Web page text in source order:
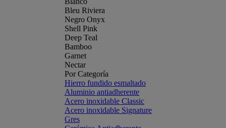
Bleu Riviera
Negro Onyx
Shell Pink
Deep Teal
Bamboo
Garnet
Nectar
Por Categoría
Hierro fundido esmaltado
Aluminio antiadherente
Acero inoxidable Classic
Acero inoxidable Signature
Gres